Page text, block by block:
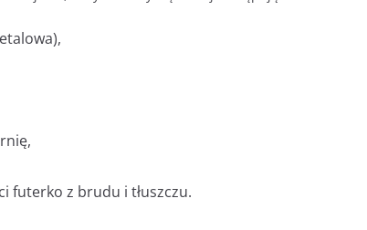
futerko z brudu i tłuszczu.